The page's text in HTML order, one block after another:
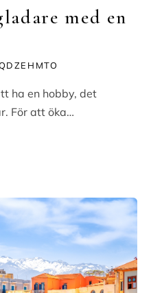
med en
ha en hobby, det
För att öka…